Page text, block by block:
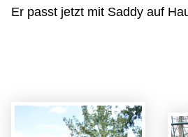
Er passt jetzt mit Saddy auf